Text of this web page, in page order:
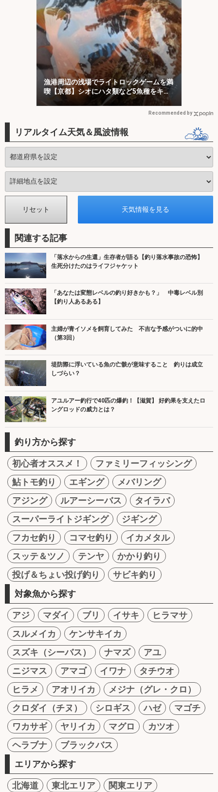
漁港周辺の浅場でライトロックゲームを満
喫【京都】シオにハタ類など5魚種をキャ
ッチ！
Recommended by
リアルタイム天気＆風波情報
関連する記事
「落水からの生還」生存者が語る【釣り落水事故の恐怖】
生死分けたのはライフジャケット
「あなたは変態レベルの釣り好きかも？」 中毒レベル別
【釣り人あるある】
主婦が青イソメを飼育してみた 不吉な予感がついに的中
（第3回）
堤防際に浮いている魚の亡骸が意味すること 釣りは成立
しづらい？
アユルアー釣行で40匹の爆釣！【滋賀】 好釣果を支えたロ
ングロッドの威力とは？
釣り方から探す
初心者オススメ！
ファミリーフィッシング
鮎トモ釣り
エギング
メバリング
アジング
ルアーシーバス
タイラバ
スーパーライトジギング
ジギング
フカセ釣り
コマセ釣り
イカメタル
スッテ＆ツノ
テンヤ
かかり釣り
投げ＆ちょい投げ釣り
サビキ釣り
対象魚から探す
アジ マダイ ブリ イサキ
ヒラマサ
スルメイカ
ケンサキイカ
スズキ（シーバス）
ナマズ
アユ
ニジマス
アマゴ イワナ
タチウオ
ヒラメ
アオリイカ
メジナ（グレ・クロ）
クロダイ（チヌ）
シロギス ハゼ
マゴチ
ワカサギ
ヤリイカ マグロ
カツオ
ヘラブナ
ブラックバス
エリアから探す
北海道 東北エリア
関東エリア